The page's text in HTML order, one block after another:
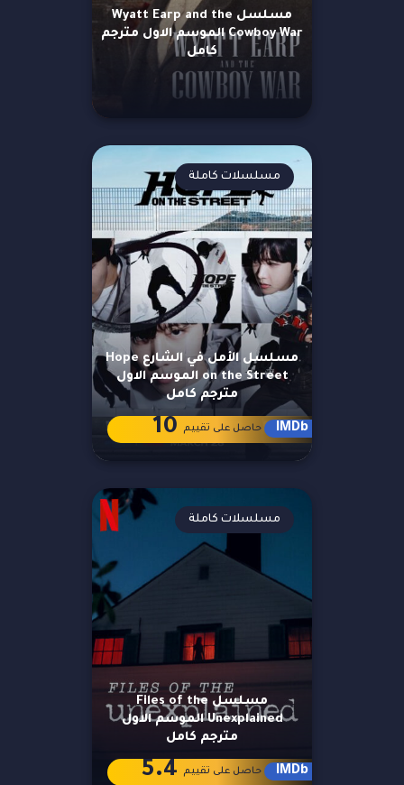
مسلسل Wyatt Earp and the
Cowboy War الموسم الاول مترجم
كامل
مسلسل الأمل في الشارع Hope
on the Street الموسم الاول
مترجم كامل
مسلسلات كاملة
IMDb حاصل على تقييم 10
مسلسل Files of the
Unexplained الموسم الاول
مترجم كامل
مسلسلات كاملة
IMDb حاصل على تقييم 5.4